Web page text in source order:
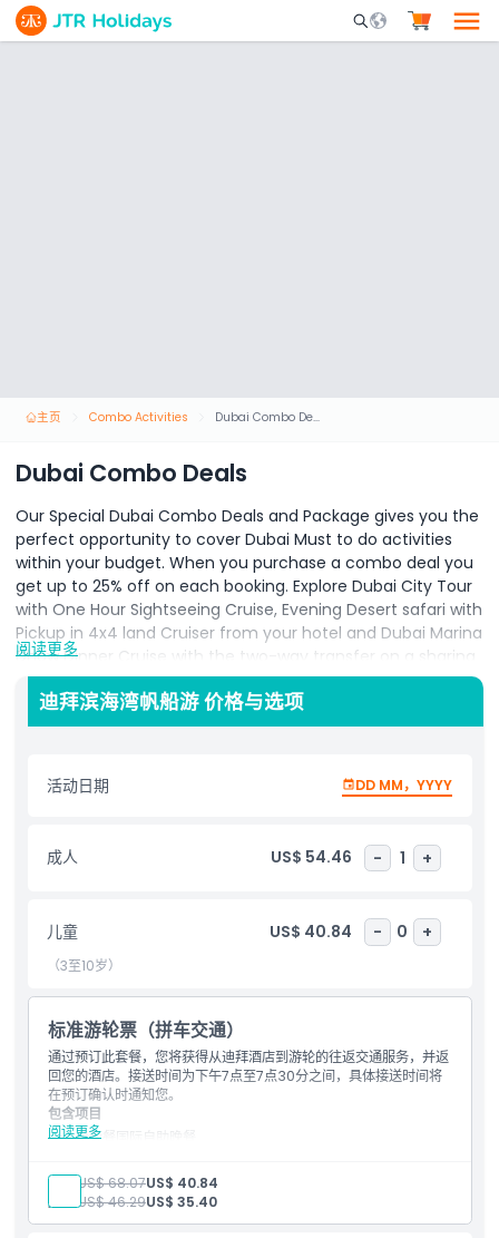
Mobile Search
主页 Combo Activities Dubai Combo Deals
Dubai Combo Deals
Our Special Dubai Combo Deals and Package gives you the
perfect opportunity to cover Dubai Must to do activities
within your budget. When you purchase a combo deal you
get up to 25% off on each booking. Explore Dubai City Tour
with One Hour Sightseeing Cruise, Evening Desert safari with
Pickup in 4x4 land Cruiser from your hotel and Dubai Marina
Dhow Dinner Cruise with the two-way transfer on a sharing
basis.
阅读更多
迪拜滨海湾帆船游 价格与选项
活动日期 DD MM，YYYY
成人 US$ 54.46 - 1 +
儿童 US$ 40.84 - 0 +
（3至10岁）
标准游轮票（拼车交通）
通过预订此套餐，您将获得从迪拜酒店到游轮的往返交通服务，并返
回您的酒店。接送时间为下午7点至7点30分之间，具体接送时间将
在预订确认时通知您。
阅读更多
包含项目
全套餐国际自助晚餐
现场表演（歌手或舞者）
塔努拉舞
灯光秀
成人: US$ 68.07US$ 40.84
儿童: US$ 46.29US$ 35.40